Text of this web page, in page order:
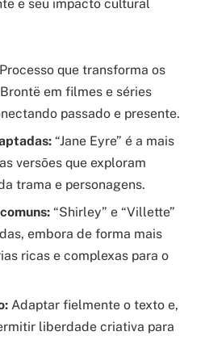
e seu impacto cultural
Processo que transforma os
em filmes e séries
passado e presente.
“Jane Eyre” é a mais
versões que exploram
trama e personagens.
“Shirley” e “Villette”
embora de forma mais
ricas e complexas para o
Adaptar fielmente o texto e,
liberdade criativa para